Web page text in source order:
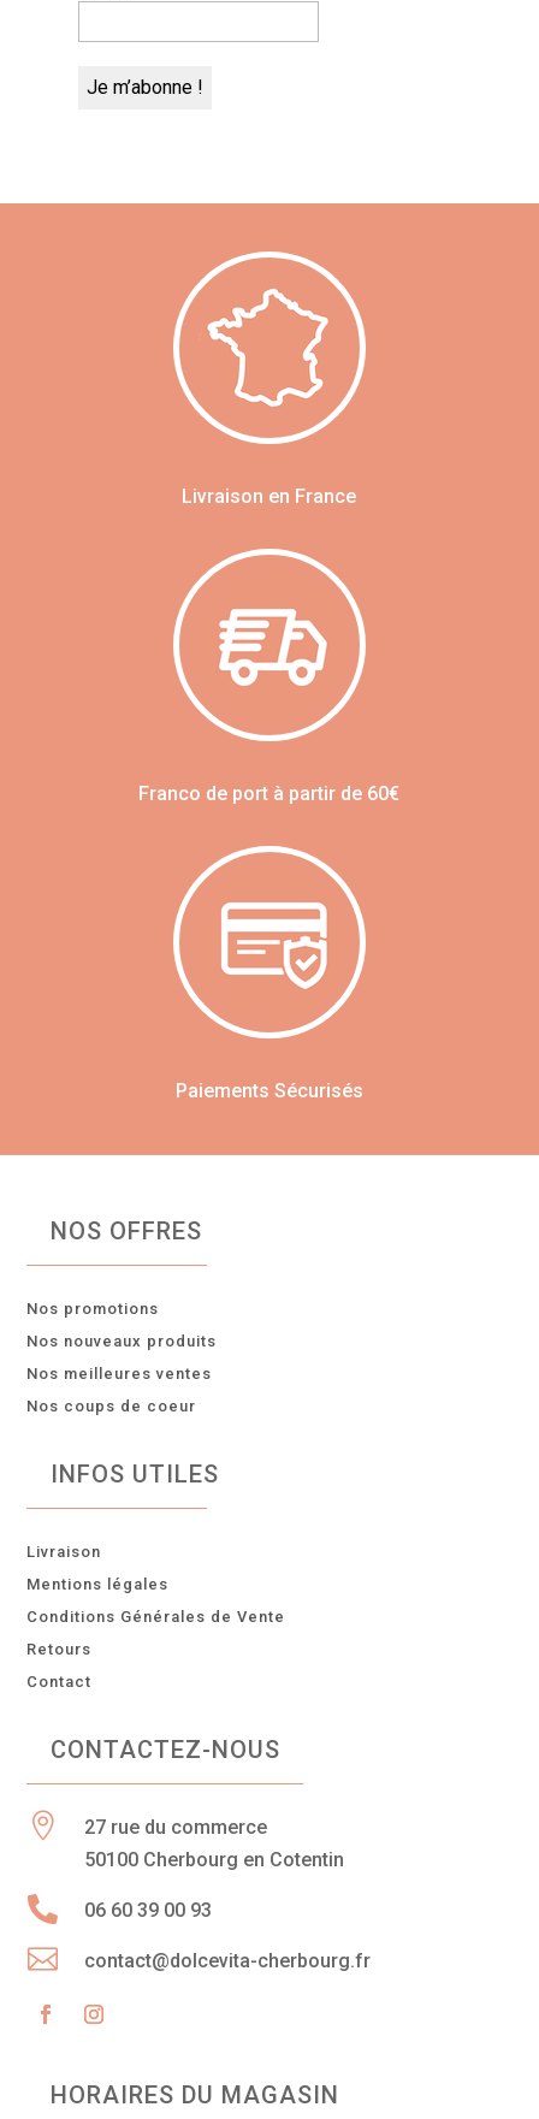
Livraison en France
Franco de port à partir de 60€
Paiements Sécurisés
NOS OFFRES
Nos promotions
Nos nouveaux produits
Nos meilleures ventes
Nos coups de coeur
INFOS UTILES
Livraison
Mentions légales
Conditions Générales de Vente
Retours
Contact
CONTACTEZ-NOUS

27 rue du commerce
50100 Cherbourg en Cotentin
 06 60 39 00 93
 contact@dolcevita-cherbourg.fr
HORAIRES DU MAGASIN